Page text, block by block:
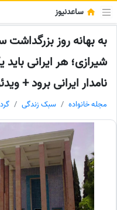
ساعدنیوز
به بهانه روز
شیرازی؛ هر ایرانی باید
نامدار ایرانی برود +
مجله خانواده سبک زندگی